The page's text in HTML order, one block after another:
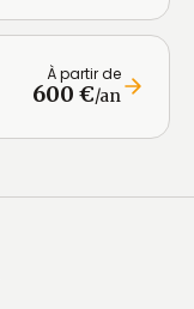
À partir de
600 €/an